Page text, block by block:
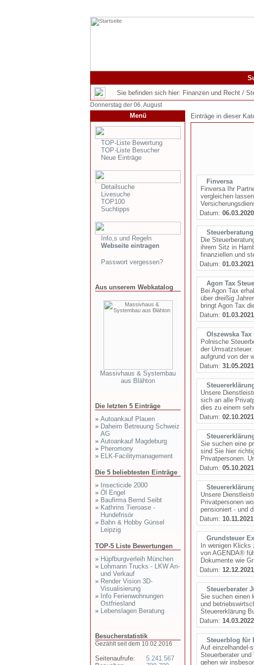
Sie befinden sich hier: Finanzen und Recht /
Donnerstag der 06. August
Menü
TOP-Liste Bewertung
TOP-Liste Besucher
Neue Einträge
Detailsuche
Livesuche
TOP100
Suchtipps
Info,s und Regeln
Webseite eintragen
Passwort vergessen?
Aus unserem Webkatalog
Massivhaus & Systembau
aus Blähton
Die letzten 5 Einträge
» Autoankauf Plauen
» Daheim Betreuung Schweiz
AG
» Autoankauf Magdeburg
» Pheromony
» ELK-Facilitymanagement
Die 5 beliebtesten Einträge
» Insecticide 2000
» Öl Engel
» Baufirma Bernd Seibt
» Kathrins Tieroase -
Hundefrisör
» Bahn & Hobby Günsel
Leipzig
TOP-5 Liste Bewertungen
» Hüpfburgverleih München
» Lohmann Trucks - LKW An-
und Verkauf
» Render Vision 3D-
Visualisierung
» Info Ferienwohnungen
Ostfriesland
» Lebenslagen Beratung
Besucherstatistik
Gezählt seit dem 10.02.2016
Seitenaufrufe:
5.241.567
Einträge in dieser
Finversa
Finversa Ihr
vergleichen
Datum: 06.03.2020
Die
ihrem Sitz in
finanziellen und
Datum: 01.03.2021
Agon Tax
Bei Agon Tax
über dreißig
bringt Agon Tax
Datum: 01.03.2021
Olszewska
Polnische
der
aufgrund von der
Datum: 31.05.2021
Unsere
sich an alle
dies zu einem
Datum: 02.10.2021
Sie suchen eine
sind Sie hier
Privatpersonen.
Datum: 05.10.2021
Unsere
Privatpersonen
pensioniert - und
Datum: 10.11.2021
Grundsteuer
In wenigen
von AGENDA®
Dokumente wie
Datum: 12.12.2021
Steuerberater
Sie suchen einen
und
Steuererklärung
Datum: 14.03.2022
Steuerblog für
Auf einzelhandel-
Steuerberater
gehen wir